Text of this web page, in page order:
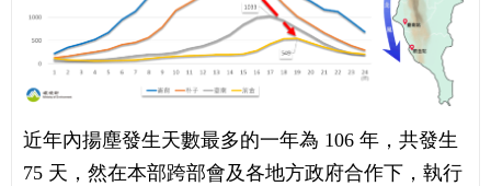
近年內揚塵發生天數最多的一年為 106 年，共發生
75 天，然在本部跨部會及各地方政府合作下，執行